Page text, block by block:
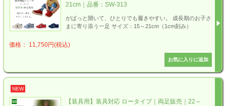
21cm｜品番：SW-313
がばっと開いて、ひとりでも履きやすい。 成長期のお子さ
まに寄り添う一足 サイズ：15～21cm（1cm刻み）
価格： 11,750円(税込)
NEW
【装具用】装具対応 ロータイプ｜両足販売｜22～